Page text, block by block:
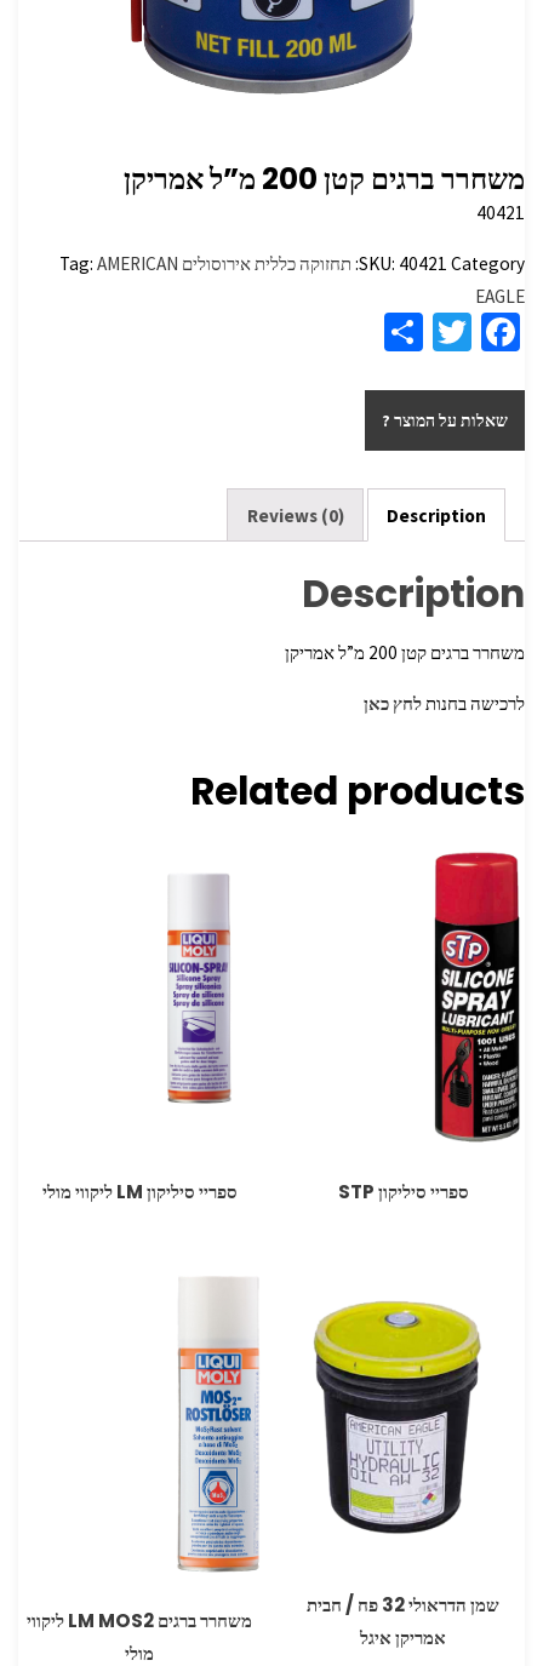
משחרר ברגים קטן 200 מ”ל אמריקן
40421
SKU: 40421 Category: תחזוקה כללית אירוסולים Tag: AMERICAN
EAGLE
Fa
b
o
o
k
T
tt
er
ar
e
שאלות על המוצר ?
Description
Reviews (0)
Description
משחרר ברגים קטן 200 מ”ל אמריקן
לרכישה בחנותלחץ כאן
Related products
ספריי סיליקון STP ספריי סיליקון LM ליקווי מולי
שמן הדראולי 32 פח / חבית
אמריקן איגל
משחרר ברגים LM MOS2 ליקווי
מולי